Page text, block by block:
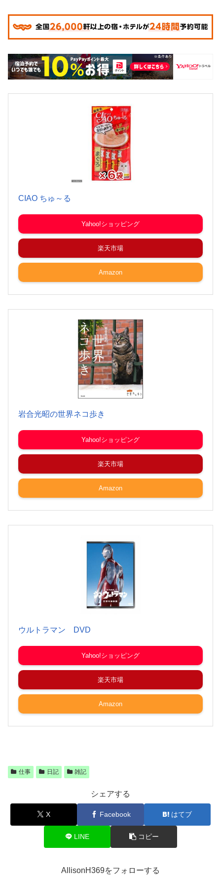
CIAO ちゅ～る
Yahoo!ショッピング
楽天市場
Amazon
岩合光昭の世界ネコ歩き
Yahoo!ショッピング
楽天市場
Amazon
ウルトラマン DVD
Yahoo!ショッピング
楽天市場
Amazon
仕事 日記 雑記
シェアする
X Facebook はてブ
LINE コピー
AllisonH369をフォローする